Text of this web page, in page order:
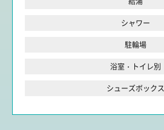
シャワー
駐輪場
浴室・トイレ別
シューズボックス